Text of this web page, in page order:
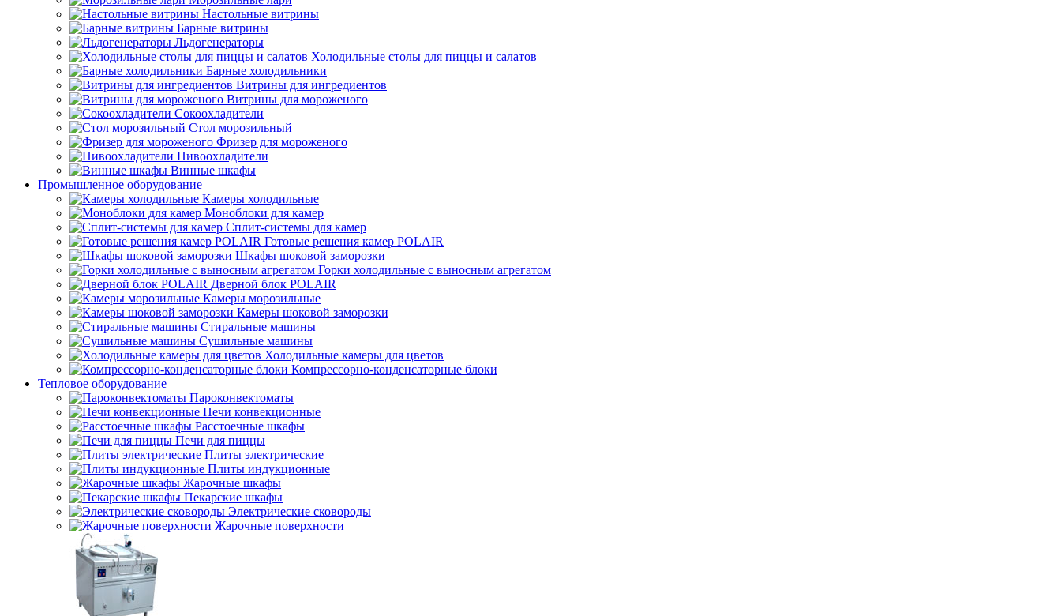
Настольные витрины
Барные витрины
Льдогенераторы
Холодильные столы для пиццы и салатов
Барные холодильники
Витрины для ингредиентов
Витрины для мороженого
Сокоохладители
Стол морозильный
Фризер для мороженого
Пивоохладители
Винные шкафы
Промышленное оборудование
Камеры холодильные
Моноблоки для камер
Сплит-системы для камер
Готовые решения камер POLAIR
Шкафы шоковой заморозки
Горки холодильные с выносным агрегатом
Дверной блок POLAIR
Камеры морозильные
Камеры шоковой заморозки
Стиральные машины
Сушильные машины
Холодильные камеры для цветов
Компрессорно-конденсаторные блоки
Тепловое оборудование
Пароконвектоматы
Печи конвекционные
Расстоечные шкафы
Печи для пиццы
Плиты электрические
Плиты индукционные
Жарочные шкафы
Пекарские шкафы
Электрические сковороды
Жарочные поверхности